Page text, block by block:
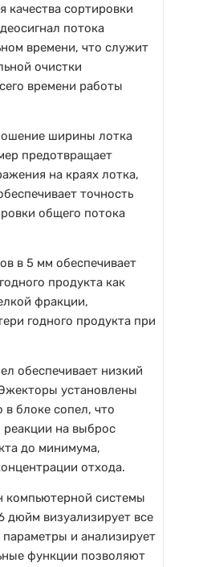
качества сортировки
потока
времени, что служит
очистки
времени работы
ширины лотка
предотвращает
на краях лотка,
точность
общего потока
в 5 мм обеспечивает
продукта как
фракции,
годного продукта при
обеспечивает низкий
установлены
в блоке сопел, что
на выброс
до минимума,
отхода.
компьютерной системы
дюйм визуализирует все
и анализирует
функции позволяют